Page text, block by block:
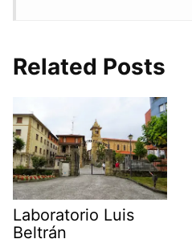
Related Posts
Laboratorio Luis
Beltrán